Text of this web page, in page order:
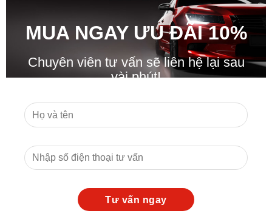
MUA NGAY ƯU ĐÃI10%
Chuyên viên tư vấn sẽ liên hệ lại sau
vài phút!